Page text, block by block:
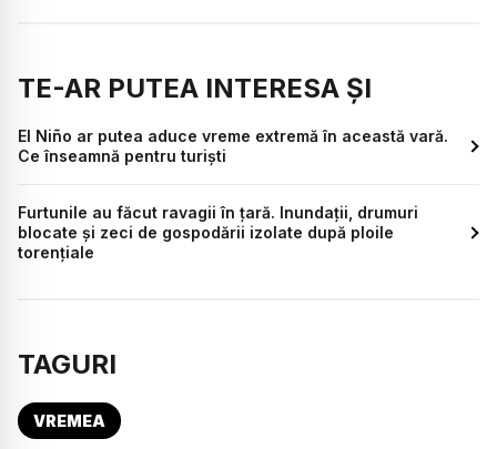
TE-AR PUTEA INTERESA ȘI
El Niño ar putea aduce vreme extremă în această vară.
Ce înseamnă pentru turiști
Furtunile au făcut ravagii în țară. Inundații, drumuri
blocate și zeci de gospodării izolate după ploile
torențiale
TAGURI
VREMEA